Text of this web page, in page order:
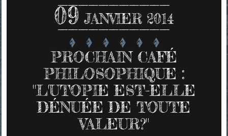
09 JANVIER 2014
PROCHAIN CAFÉ
PHILOSOPHIQUE :
"L'UTOPIE EST-ELLE
DÉNUÉE DE TOUTE
VALEUR?"